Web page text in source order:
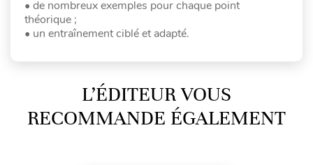
• de nombreux exemples pour chaque point
théorique ;
• un entraînement ciblé et adapté.
L’ÉDITEUR VOUS
RECOMMANDE ÉGALEMENT